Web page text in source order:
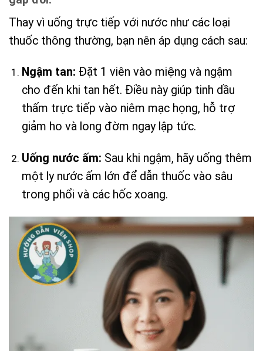
Thay vì uống trực tiếp với nước như các loại
thuốc thông thường, bạn nên áp dụng cách sau:
Ngậm tan: Đặt 1 viên vào miệng và ngậm
cho đến khi tan hết. Điều này giúp tinh dầu
thấm trực tiếp vào niêm mạc họng, hỗ trợ
giảm ho và long đờm ngay lập tức.
Uống nước ấm: Sau khi ngậm, hãy uống thêm
một ly nước ấm lớn để dẫn thuốc vào sâu
trong phổi và các hốc xoang.